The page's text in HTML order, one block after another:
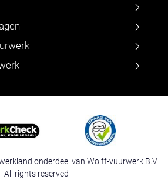
onderdeel van Wolff-vuurwerk B.V.
All rights reserved